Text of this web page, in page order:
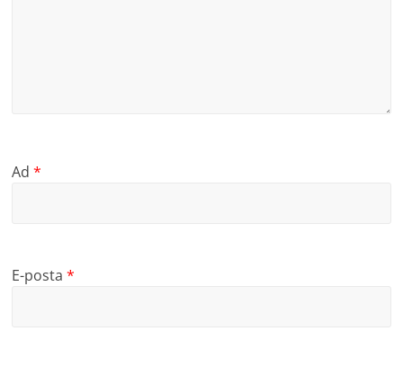
Ad*
E-posta*